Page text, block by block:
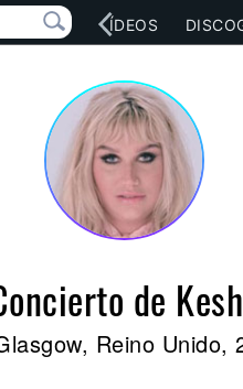
MÚSICA VÍDEOS
de
Reino Unido,